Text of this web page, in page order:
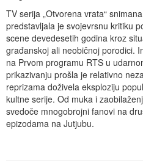
TV serija „Otvorena vrata“
predstavljala je svojevrsnu kritiku
scene devedesetih godina kroz
građanskoj ali neobičnoj porodici.
na Prvom programu RTS u
prikazivanju prošla je relativno
reprizama doživela eksploziju
kultne serije. Od muka i
svedoče mnogobrojni fanovi na
epizodama na Jutjubu.